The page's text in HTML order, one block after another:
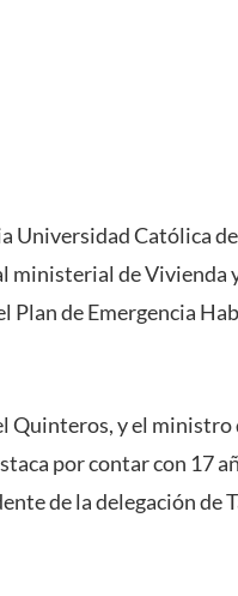
Universidad Católica
ministerial de Vivienda
Plan de Emergencia
Quinteros, y el
por contar con 17
de la delegación de